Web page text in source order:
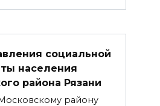
социальной
населения
района Рязани
району